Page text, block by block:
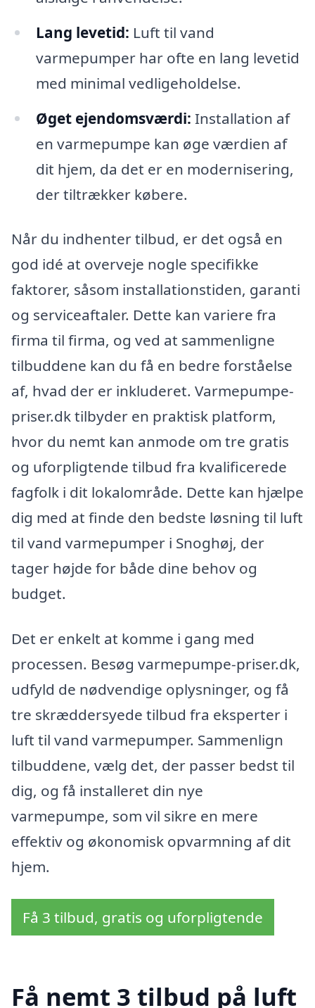
Lang levetid: Luft til vand
varmepumper har ofte en lang levetid
med minimal vedligeholdelse.
Øget ejendomsværdi: Installation af
en varmepumpe kan øge værdien af
dit hjem, da det er en modernisering,
der tiltrækker købere.
Når du indhenter tilbud, er det også en
god idé at overveje nogle specifikke
faktorer, såsom installationstiden, garanti
og serviceaftaler. Dette kan variere fra
firma til firma, og ved at sammenligne
tilbuddene kan du få en bedre forståelse
af, hvad der er inkluderet. Varmepumpe-
priser.dk tilbyder en praktisk platform,
hvor du nemt kan anmode om tre gratis
og uforpligtende tilbud fra kvalificerede
fagfolk i dit lokalområde. Dette kan hjælpe
dig med at finde den bedste løsning til luft
til vand varmepumper i Snoghøj, der
tager højde for både dine behov og
budget.
Det er enkelt at komme i gang med
processen. Besøg varmepumpe-priser.dk,
udfyld de nødvendige oplysninger, og få
tre skræddersyede tilbud fra eksperter i
luft til vand varmepumper. Sammenlign
tilbuddene, vælg det, der passer bedst til
dig, og få installeret din nye
varmepumpe, som vil sikre en mere
effektiv og økonomisk opvarmning af dit
hjem.
Få 3 tilbud, gratis og uforpligtende
Få nemt 3 tilbud på luft